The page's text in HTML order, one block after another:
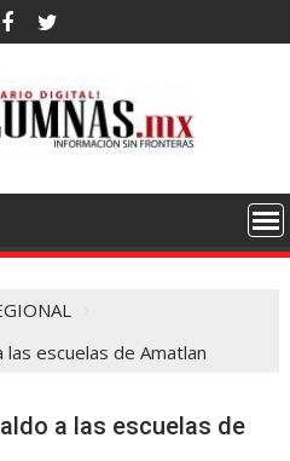
escuelas de Amatlan
a las escuelas de